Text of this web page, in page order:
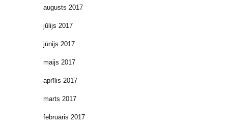
augusts 2017
jūlijs 2017
jūnijs 2017
maijs 2017
aprīlis 2017
marts 2017
februāris 2017